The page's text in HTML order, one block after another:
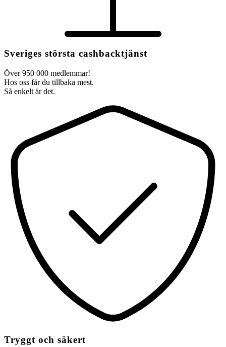
Sveriges största cashbacktjänst
Över 950 000 medlemmar!
Hos oss får du tillbaka mest.
Så enkelt är det.
Tryggt och säkert